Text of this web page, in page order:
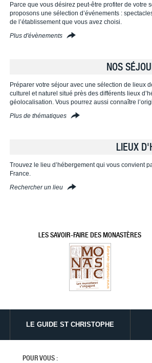
Parce que vous désirez peut-être profiter de
proposons une sélection d’événements :
de l’établissement que vous avez choisi.
Plus d'évènements
NOS
Préparer votre séjour avec une sélection de lieux
culturel et naturel situé près des différents lieux
géolocalisation. Vous pourrez aussi connaître
Plus de thématiques
LIEUX
Trouvez le lieu d’hébergement qui vous convient
France.
Rechercher un lieu
LES SAVOIR-FAIRE DES MONASTÈRES
LE GUIDE ST CHRISTOPHE
POUR VOUS :